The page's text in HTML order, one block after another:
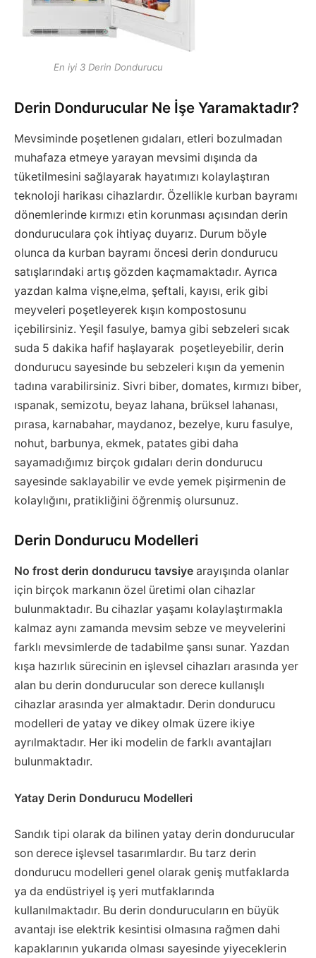
En iyi 3 Derin Dondurucu
Derin Dondurucular Ne İşe Yaramaktadır?
Mevsiminde poşetlenen gıdaları, etleri bozulmadan
muhafaza etmeye yarayan mevsimi dışında da
tüketilmesini sağlayarak hayatımızı kolaylaştıran
teknoloji harikası cihazlardır. Özellikle kurban bayramı
dönemlerinde kırmızı etin korunması açısından derin
donduruculara çok ihtiyaç duyarız. Durum böyle
olunca da kurban bayramı öncesi derin dondurucu
satışlarındaki artış gözden kaçmamaktadır. Ayrıca
yazdan kalma vişne,elma, şeftali, kayısı, erik gibi
meyveleri poşetleyerek kışın kompostosunu
içebilirsiniz. Yeşil fasulye, bamya gibi sebzeleri sıcak
suda 5 dakika hafif haşlayarak poşetleyebilir, derin
dondurucu sayesinde bu sebzeleri kışın da yemenin
tadına varabilirsiniz. Sivri biber, domates, kırmızı biber,
ıspanak, semizotu, beyaz lahana, brüksel lahanası,
pırasa, karnabahar, maydanoz, bezelye, kuru fasulye,
nohut, barbunya, ekmek, patates gibi daha
sayamadığımız birçok gıdaları derin dondurucu
sayesinde saklayabilir ve evde yemek pişirmenin de
kolaylığını, pratikliğini öğrenmiş olursunuz.
Derin Dondurucu Modelleri
No frost derin dondurucu tavsiye arayışında olanlar
için birçok markanın özel üretimi olan cihazlar
bulunmaktadır. Bu cihazlar yaşamı kolaylaştırmakla
kalmaz aynı zamanda mevsim sebze ve meyvelerini
farklı mevsimlerde de tadabilme şansı sunar. Yazdan
kışa hazırlık sürecinin en işlevsel cihazları arasında yer
alan bu derin dondurucular son derece kullanışlı
cihazlar arasında yer almaktadır. Derin dondurucu
modelleri de yatay ve dikey olmak üzere ikiye
ayrılmaktadır. Her iki modelin de farklı avantajları
bulunmaktadır.
Yatay Derin Dondurucu Modelleri
Sandık tipi olarak da bilinen yatay derin dondurucular
son derece işlevsel tasarımlardır. Bu tarz derin
dondurucu modelleri genel olarak geniş mutfaklarda
ya da endüstriyel iş yeri mutfaklarında
kullanılmaktadır. Bu derin dondurucuların en büyük
avantajı ise elektrik kesintisi olmasına rağmen dahi
kapaklarının yukarıda olması sayesinde yiyeceklerin